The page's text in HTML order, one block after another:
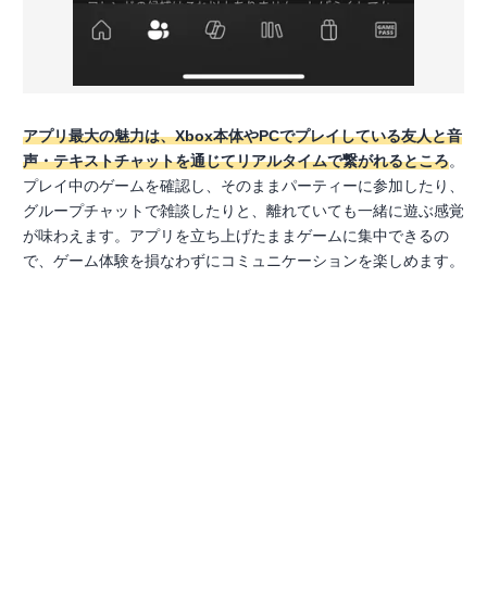
アプリ最大の魅力は、Xbox本体やPCでプレイしている友人と音
声・テキストチャットを通じてリアルタイムで繋がれるところ。
プレイ中のゲームを確認し、そのままパーティーに参加したり、
グループチャットで雑談したりと、離れていても一緒に遊ぶ感覚
が味わえます。アプリを立ち上げたままゲームに集中できるの
で、ゲーム体験を損なわずにコミュニケーションを楽しめます。